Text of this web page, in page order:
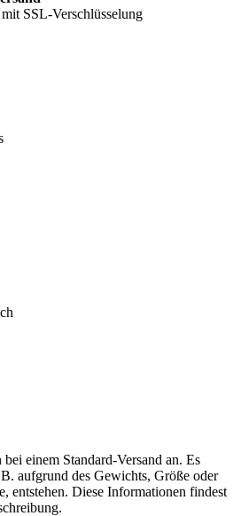
mit SSL-Verschlüsselung
einem Standard-Versand an. Es
aufgrund des Gewichts, Größe oder
entstehen. Diese Informationen findest